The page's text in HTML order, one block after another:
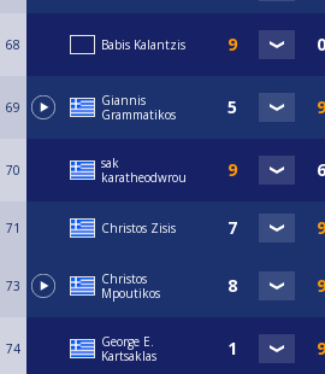
68 Babis Kalantzis
69
Giannis
Grammatikos
70
sak
karatheodwrou
71 Christos Zisis
73
Christos
Mpoutikos
74
George E.
Kartsaklas